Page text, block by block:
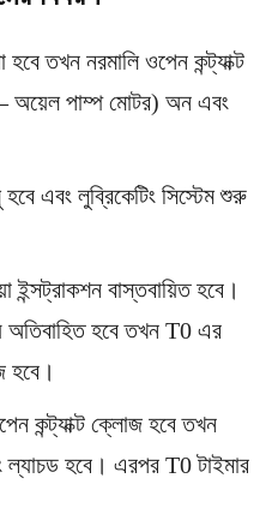
হবে তখন নরমালি ওপেন কন্ট্যাক্ট
পাম্প মোটর) অন এবং
এবং লুব্রিকেটিং সিস্টেম শুরু
ইন্সট্রাকশন বাস্তবায়িত হবে।
হবে তখন T0 এর
হবে।
কন্ট্যাক্ট ক্লোজ হবে তখন
হবে। এরপর T0 টাইমার